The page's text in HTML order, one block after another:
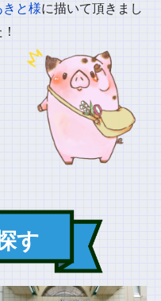
きと様に描いて頂きまし
す